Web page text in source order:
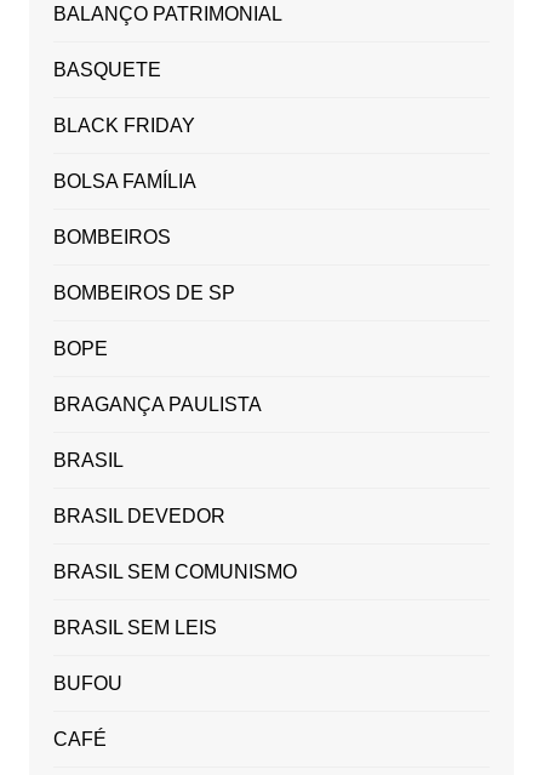
BALANÇO PATRIMONIAL
BASQUETE
BLACK FRIDAY
BOLSA FAMÍLIA
BOMBEIROS
BOMBEIROS DE SP
BOPE
BRAGANÇA PAULISTA
BRASIL
BRASIL DEVEDOR
BRASIL SEM COMUNISMO
BRASIL SEM LEIS
BUFOU
CAFÉ